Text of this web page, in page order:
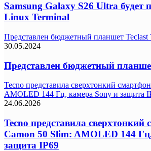
Samsung Galaxy S26 Ultra будет
Linux Terminal
Представлен бюджетный планшет Teclast
30.05.2024
Представлен бюджетный
Tecno представила сверхтонкий
AMOLED 144 Гц, камера Sony и защита
24.06.2026
Tecno представила сверхтонкий
Camon 50 Slim: AMOLED 144
защита IP69